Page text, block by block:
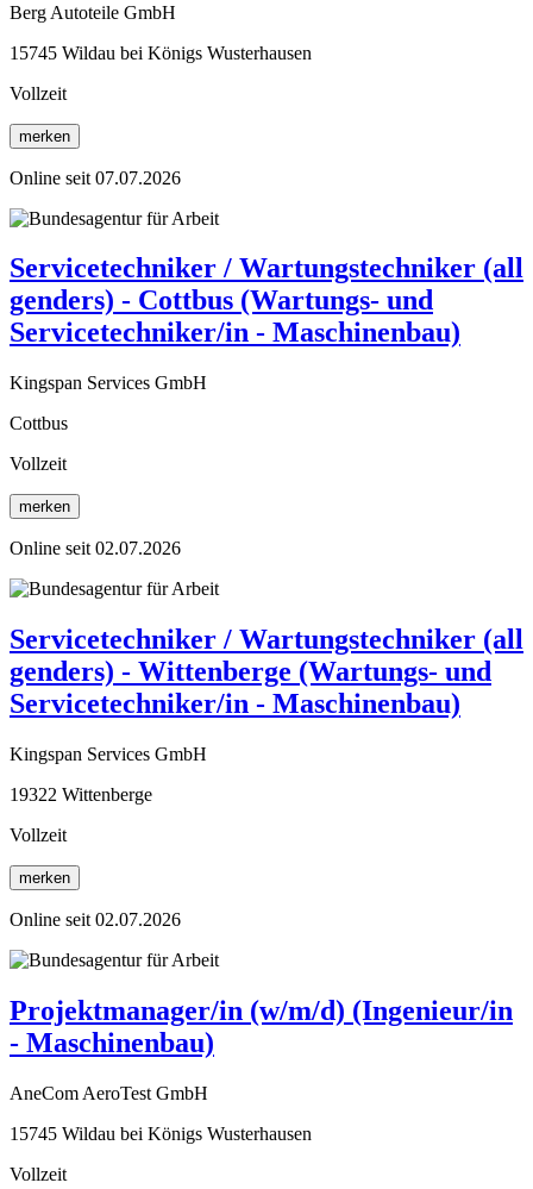
Berg Autoteile GmbH
15745 Wildau bei Königs Wusterhausen
Vollzeit
merken
Online seit 07.07.2026
Servicetechniker / Wartungstechniker (all
genders) - Cottbus (Wartungs- und
Servicetechniker/in - Maschinenbau)
Kingspan Services GmbH
Cottbus
Vollzeit
merken
Online seit 02.07.2026
Servicetechniker / Wartungstechniker (all
genders) - Wittenberge (Wartungs- und
Servicetechniker/in - Maschinenbau)
Kingspan Services GmbH
19322 Wittenberge
Vollzeit
merken
Online seit 02.07.2026
Projektmanager/in (w/m/d) (Ingenieur/in
- Maschinenbau)
AneCom AeroTest GmbH
15745 Wildau bei Königs Wusterhausen
Vollzeit